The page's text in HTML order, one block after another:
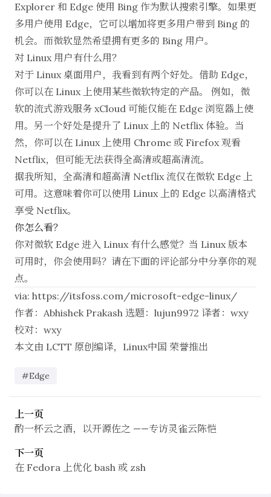
Explorer 和 Edge 使用 Bing 作为默认搜索引擎。如果更
多用户使用 Edge，它可以增加将更多用户带到 Bing 的
机会。而微软显然希望拥有更多的 Bing 用户。
对 Linux 用户有什么用？
对于 Linux 桌面用户，我看到有两个好处。借助 Edge，
你可以在 Linux 上使用某些微软特定的产品。 例如，微
软的流式游戏服务 xCloud 可能仅能在 Edge 浏览器上使
用。另一个好处是提升了 Linux 上的 Netflix 体验。当
然，你可以在 Linux 上使用 Chrome 或 Firefox 观看
Netflix，但可能无法获得全高清或超高清流。
据我所知， 全高清和超高清 Netflix 流仅在微软 Edge 上
可用。这意味着你可以使用 Linux 上的 Edge 以高清格式
享受 Netflix。
你怎么看？
你对微软 Edge 进入 Linux 有什么感觉？当 Linux 版本
可用时，你会使用吗？请在下面的评论部分中分享你的观
点。
via: https://itsfoss.com/microsoft-edge-linux/
作者： Abhishek Prakash 选题： lujun9972 译者： wxy
校对： wxy
本文由 LCTT 原创编译， Linux中国 荣誉推出
#Edge
上一页
酌一杯云之酒，以开源佐之 ——专访灵雀云陈恺
下一页
在 Fedora 上优化 bash 或 zsh